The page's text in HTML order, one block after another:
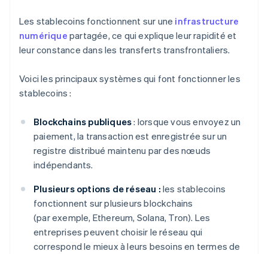
Les stablecoins fonctionnent sur une infrastructure
numérique partagée, ce qui explique leur rapidité et
leur constance dans les transferts transfrontaliers.
Voici les principaux systèmes qui font fonctionner les
stablecoins :
Blockchains publiques: lorsque vous envoyez un
paiement, la transaction est enregistrée sur un
registre distribué maintenu par des nœuds
indépendants.
Plusieurs options de réseau : les stablecoins
fonctionnent sur plusieurs blockchains
(par exemple, Ethereum, Solana, Tron). Les
entreprises peuvent choisir le réseau qui
correspond le mieux à leurs besoins en termes de